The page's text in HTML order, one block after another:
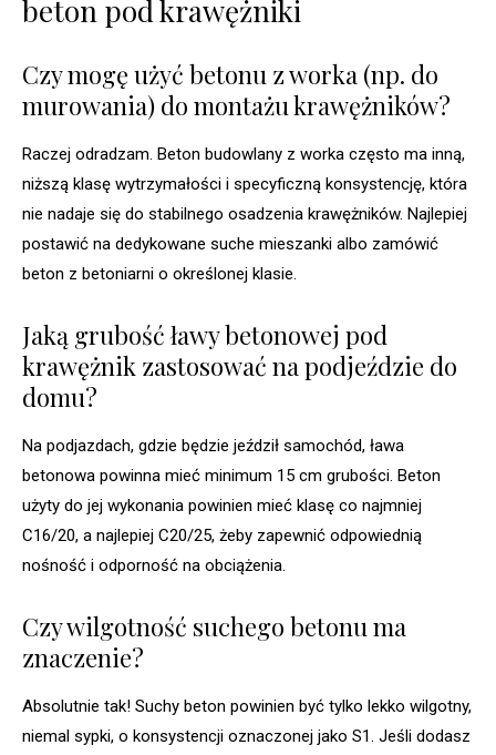
beton pod krawężniki
Czy mogę użyć betonu z worka (np. do
murowania) do montażu krawężników?
Raczej odradzam. Beton budowlany z worka często ma inną,
niższą klasę wytrzymałości i specyficzną konsystencję, która
nie nadaje się do stabilnego osadzenia krawężników. Najlepiej
postawić na dedykowane suche mieszanki albo zamówić
beton z betoniarni o określonej klasie.
Jaką grubość ławy betonowej pod
krawężnik zastosować na podjeździe do
domu?
Na podjazdach, gdzie będzie jeździł samochód, ława
betonowa powinna mieć minimum 15 cm grubości. Beton
użyty do jej wykonania powinien mieć klasę co najmniej
C16/20, a najlepiej C20/25, żeby zapewnić odpowiednią
nośność i odporność na obciążenia.
Czy wilgotność suchego betonu ma
znaczenie?
Absolutnie tak! Suchy beton powinien być tylko lekko wilgotny,
niemal sypki, o konsystencji oznaczonej jako S1. Jeśli dodasz